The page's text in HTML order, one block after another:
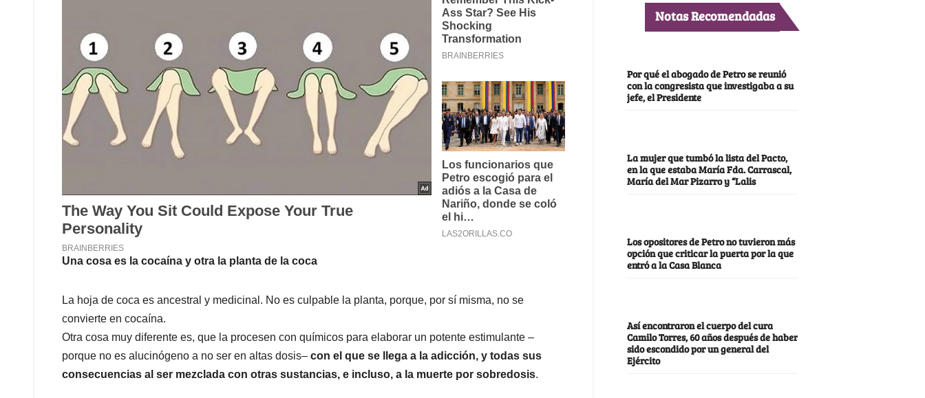
Una cosa es la cocaína y otra la planta de la coca
La hoja de coca es ancestral y medicinal. No es culpable la planta, porque, por sí misma, no se
convierte en cocaína.
Otra cosa muy diferente es, que la procesen con químicos para elaborar un potente estimulante –
porque no es alucinógeno a no ser en altas dosis– con el que se llega a la adicción, y todas sus
consecuencias al ser mezclada con otras sustancias, e incluso, a la muerte por sobredosis.
Notas Recomendadas
Por qué el abogado de Petro se reunió
con la congresista que investigaba a su
jefe, el Presidente
La mujer que tumbó la lista del Pacto,
en la que estaba María Fda. Carrascal,
María del Mar Pizarro y “Lalis
Los opositores de Petro no tuvieron más
opción que criticar la puerta por la que
entró a la Casa Blanca
Así encontraron el cuerpo del cura
Camilo Torres, 60 años después de haber
sido escondido por un general del
Ejército